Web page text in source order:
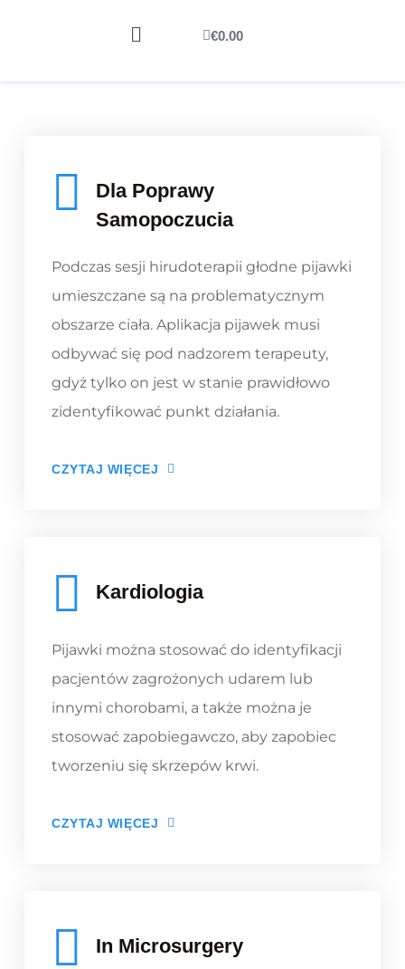
€0.00
Dla Poprawy
Samopoczucia
Podczas sesji hirudoterapii głodne pijawki
umieszczane są na problematycznym
obszarze ciała. Aplikacja pijawek musi
odbywać się pod nadzorem terapeuty,
gdyż tylko on jest w stanie prawidłowo
zidentyfikować punkt działania.
CZYTAJ WIĘCEJ
Kardiologia
Pijawki można stosować do identyfikacji
pacjentów zagrożonych udarem lub
innymi chorobami, a także można je
stosować zapobiegawczo, aby zapobiec
tworzeniu się skrzepów krwi.
CZYTAJ WIĘCEJ
In Microsurgery